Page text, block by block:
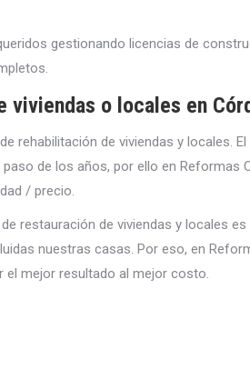
eridos gestionando licencias de constru
tos
viviendas o locales en
rehabilitación de viviendas y locales.
de los años, por ello en
/ precio.
restauración de viviendas y locales es
uidas nuestras casas Por eso, en
el mejor resultado al mejor costo